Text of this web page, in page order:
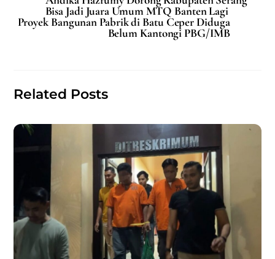
e
b
k
l
s
A
e
Bisa Jadi Juara Umum MTQ Banten Lagi
Proyek Bangunan Pabrik di Batu Ceper Diduga
Belum Kantongi PBG/IMB
Related Posts